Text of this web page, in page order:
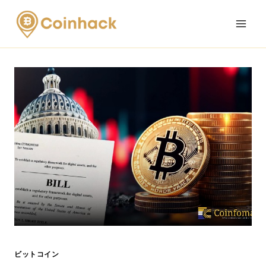
Skip
content
ビットコイン